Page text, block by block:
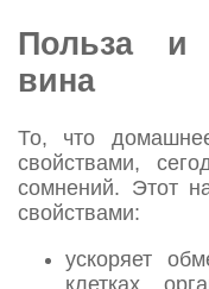
Польза и
вина
То, что
свойствами,
сомнений. Этот
свойствами:
ускоряет